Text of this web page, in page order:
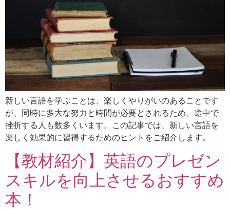
新しい言語を学ぶことは、楽しくやりがいのあることです
が、同時に多大な努力と時間が必要とされるため、途中で
挫折する人も数多くいます。この記事では、新しい言語を
楽しく効果的に習得するためのヒントをご紹介します。
【教材紹介】英語のプレゼン
スキルを向上させるおすすめ
本！